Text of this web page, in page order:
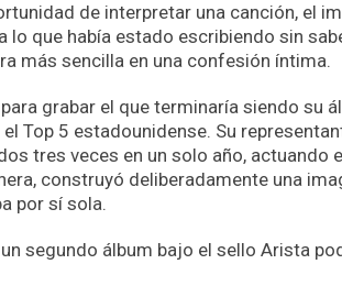
de interpretar una canción, el
que había estado escribiendo sin
más sencilla en una confesión íntima.
grabar el que terminaría siendo su
Top 5 estadounidense. Su
tres veces en un solo año, actuando
construyó deliberadamente una
por sí sola.
segundo álbum bajo el sello Arista